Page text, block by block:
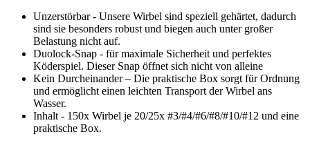
Unzerstörbar - Unsere Wirbel sind speziell gehärtet, dadurch
sind sie besonders robust und biegen auch unter großer
Belastung nicht auf.
Duolock-Snap - für maximale Sicherheit und perfektes
Köderspiel. Dieser Snap öffnet sich nicht von alleine
Kein Durcheinander – Die praktische Box sorgt für Ordnung
und ermöglicht einen leichten Transport der Wirbel ans
Wasser.
Inhalt - 150x Wirbel je 20/25x #3/#4/#6/#8/#10/#12 und eine
praktische Box.